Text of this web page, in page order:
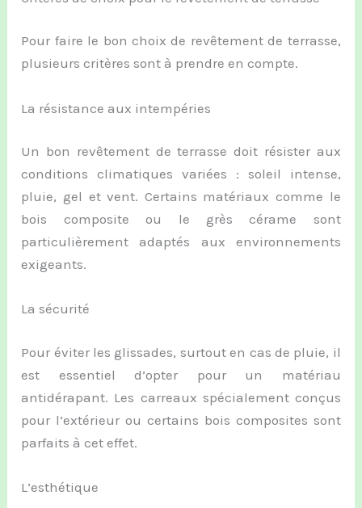
Pour faire le bon choix de revêtement de terrasse,
plusieurs critères sont à prendre en compte.
La résistance aux intempéries
Un bon revêtement de terrasse doit résister aux
conditions climatiques variées : soleil intense,
pluie, gel et vent. Certains matériaux comme le
bois composite ou le grès cérame sont
particulièrement adaptés aux environnements
exigeants.
La sécurité
Pour éviter les glissades, surtout en cas de pluie, il
est essentiel d’opter pour un matériau
antidérapant. Les carreaux spécialement conçus
pour l’extérieur ou certains bois composites sont
parfaits à cet effet.
L’esthétique